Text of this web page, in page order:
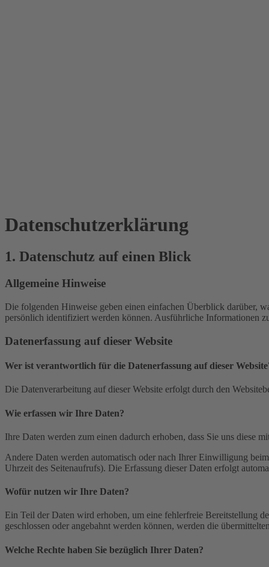
Datenschutz­erklärung
1. Datenschutz auf einen Blick
Allgemeine Hinweise
Die folgenden Hinweise geben einen einfachen Überblick darüber,
persönlich identifiziert werden können. Ausführliche Informationen
Datenerfassung auf dieser Website
Wer ist verantwortlich für die Datenerfassung auf dieser
Die Datenverarbeitung auf dieser Website erfolgt durch den
Wie erfassen wir Ihre Daten?
Ihre Daten werden zum einen dadurch erhoben, dass Sie uns diese
Andere Daten werden automatisch oder nach Ihrer Einwilligung
Uhrzeit des Seitenaufrufs). Die Erfassung dieser Daten erfolgt
Wofür nutzen wir Ihre Daten?
Ein Teil der Daten wird erhoben, um eine fehlerfreie Bereitstellung
geschlossen oder angebahnt werden können, werden die
Welche Rechte haben Sie bezüglich Ihrer Daten?